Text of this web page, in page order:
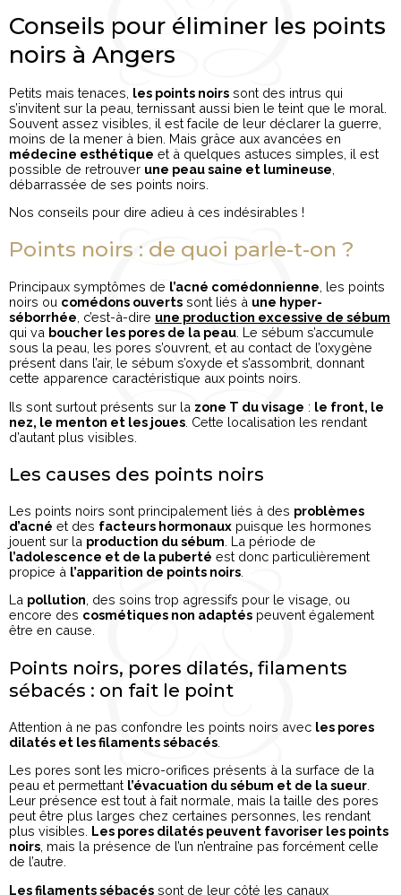
Conseils pour éliminer les points
noirs à Angers
Petits mais tenaces, les points noirs sont des intrus qui
s’invitent sur la peau, ternissant aussi bien le teint que le moral.
Souvent assez visibles, il est facile de leur déclarer la guerre,
moins de la mener à bien. Mais grâce aux avancées en
médecine esthétique et à quelques astuces simples, il est
possible de retrouver une peau saine et lumineuse
débarrassée de ses points noirs.
Nos conseils pour dire adieu à ces indésirables !
Points noirs : de quoi parle-t-on ?
Principaux symptômes de l’acné comédonnienne , les points
noirs ou comédons ouverts sont liés à une hyper-
séborrhée , c’est-à-dire une production excessive de sébum
qui va boucher les pores de la peau . Le sébum s’accumule
sous la peau, les pores s’ouvrent, et au contact de l’oxygène
présent dans l’air, le sébum s’oxyde et s’assombrit, donnant
cette apparence caractéristique aux points noirs.
Ils sont surtout présents sur la zone T du visage : le front, le
nez, le menton et les joues . Cette localisation les rendant
d’autant plus visibles.
Les causes des points noirs
Les points noirs sont principalement liés à des problèmes
d’acné et des facteurs hormonaux puisque les hormones
jouent sur la production du sébum . La période de
l’adolescence et de la puberté est donc particulièrement
propice à l’apparition de points noirs
La pollution, des soins trop agressifs pour le visage, ou
encore des cosmétiques non adaptés peuvent également
être en cause.
Points noirs, pores dilatés, filaments
sébacés : on fait le point
Attention à ne pas confondre les points noirs avec les pores
dilatés et les filaments sébacés
Les pores sont les micro-orifices présents à la surface de la
peau et permettant l’évacuation du sébum et de la sueur
Leur présence est tout à fait normale, mais la taille des pores
peut être plus larges chez certaines personnes, les rendant
plus visibles. Les pores dilatés peuvent favoriser les points
noirs , mais la présence de l’un n’entraîne pas forcément celle
de l’autre.
Les filaments sébacés sont de leur côté les canaux